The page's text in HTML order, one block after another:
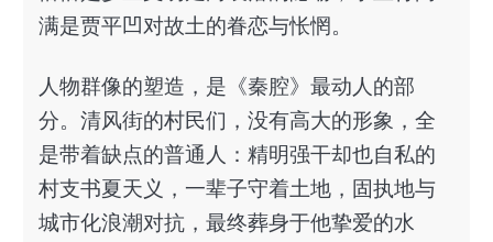
满是贾平凹对故土的眷恋与怅惘。
人物群像的塑造，是《秦腔》最动人的部
分。清风街的村民们，没有高大的形象，全
是带着缺点的普通人：精明强干却也自私的
村支书夏天义，一辈子守着土地，固执地与
城市化浪潮对抗，最终葬身于他挚爱的水